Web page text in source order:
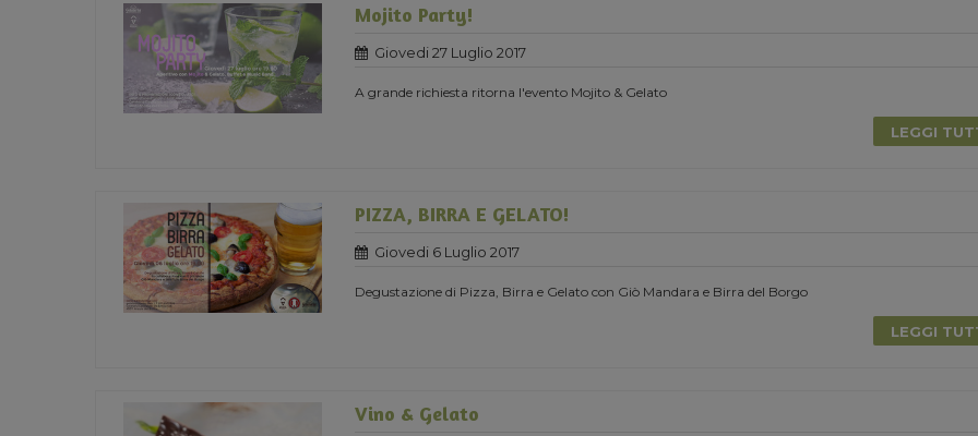
Mojito Party!
Giovedi 27 Luglio 2017
A grande richiesta ritorna l'evento Mojito & Gelato
LEGGI
PIZZA, BIRRA E GELATO!
Giovedi 6 Luglio 2017
Degustazione di Pizza, Birra e Gelato con Giò Mandara e Birra del Borgo
LEGGI
Vino & Gelato